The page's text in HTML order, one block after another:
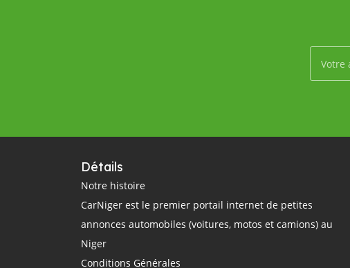
Détails
Notre histoire
CarNiger est le premier portail internet de petites
annonces automobiles (voitures, motos et camions) au
Niger
Conditions Générales